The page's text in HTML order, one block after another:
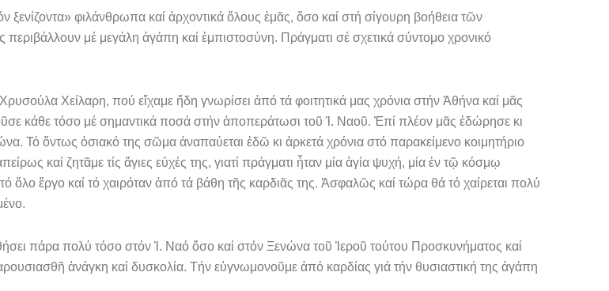
ξενίζοντα» φιλάνθρωπα καί ἀρχοντικά ὅλους ἐμᾶς, ὅσο καί στή σίγουρη βοήθεια τῶν
μέ με­γάλη ἀγάπη καί ἐμπιστοσύνη. Πράγματι σέ σχετικά σύντομο χρονικό
Χείλαρη, πού εἴχαμε ἤδη γνωρίσει ἀπό τά φοιτητικά μας χρόνια στήν Ἀθήνα καί μᾶς
κάθε τόσο μέ σημαντικά ποσά στήν ἀποπεράτωσι τοῦ Ἱ. Ναοῦ. Ἐπί πλέον μᾶς ἐδώρησε κι
Τό ὄντως ὁσιακό της σῶμα ἀναπαύε­ται ἐδῶ κι ἀρκετά χρόνια στό παρακείμενο κοιμητήριο
καί ζητᾶμε τίς ἅγιες εὐχές της, γιατί πράγματι ἦταν μία ἁγία ψυχή, μία ἐν τῷ κόσμῳ
ὅλο ἔργο καί τό χαιρόταν ἀπό τά βάθη τῆς καρδιᾶς της. Ἀσφαλῶς καί τώρα θά τό χαίρε­ται πολύ
πάρα πολύ τόσο στόν Ἱ. Ναό ὅσο καί στόν Ξενώ­να τοῦ Ἱεροῦ τούτου Προσκυνήματος καί
ἀ­νάγκη καί δυσκολία. Τήν εὐγνωμονοῦμε ἀπό καρδίας γιά τήν θυσιαστική της ἀγάπη